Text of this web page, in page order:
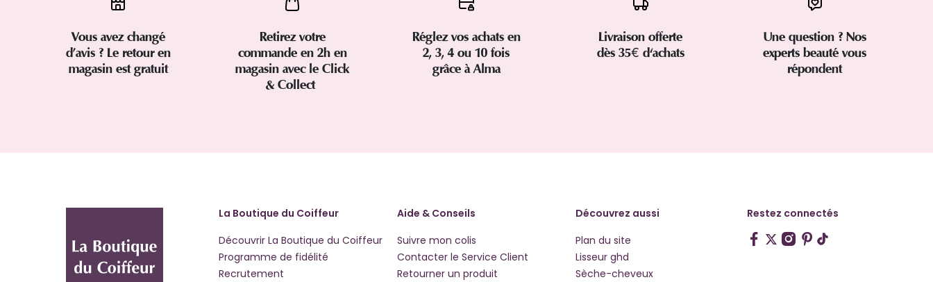
Vous avez changé
d’avis ? Le retour en
magasin est gratuit
Retirez votre
commande en 2h en
magasin avec le Click
& Collect
Réglez vos achats en
2, 3, 4 ou 10 fois
grâce à Alma
Livraison offerte
dès 35€ d'achats
Une question ? Nos
experts beauté vous
répondent
La Boutique du Coiffeur
Découvrir La Boutique du Coiffeur
Programme de fidélité
Recrutement
Aide & Conseils
Suivre mon colis
Contacter le Service Client
Retourner un produit
Découvrez aussi
Plan du site
Lisseur ghd
Sèche-cheveux
Restez connectés